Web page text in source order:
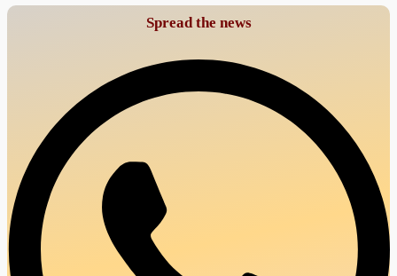
Spread the news